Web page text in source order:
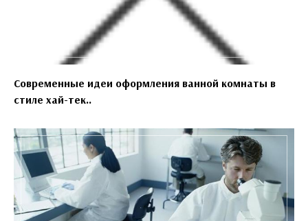
Современные идеи оформления ванной комнаты в
стиле хай-тек..